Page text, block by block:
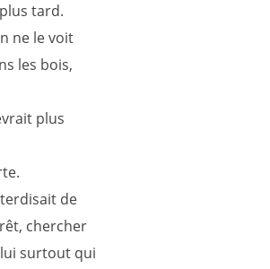
tard.
ne le voit
les bois,
plus
de
chercher
surtout qui